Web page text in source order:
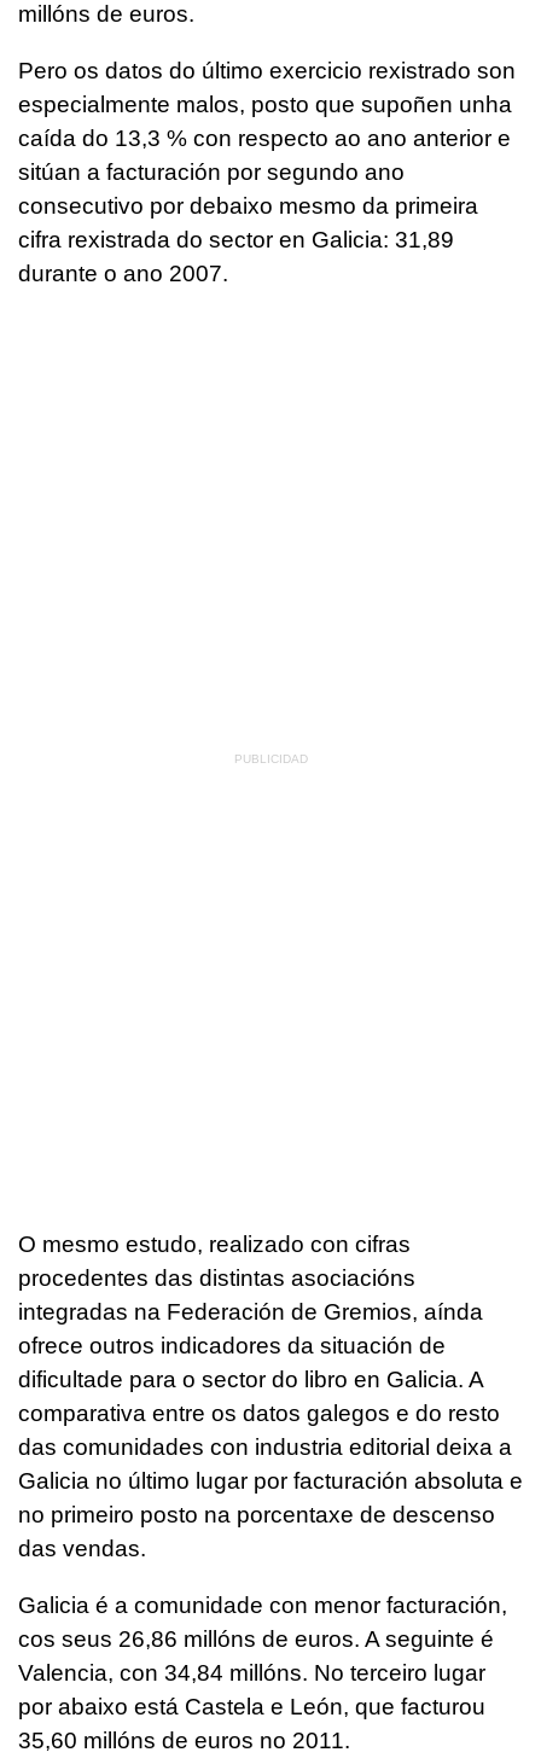
millóns de euros.
Pero os datos do último exercicio rexistrado son
especialmente malos, posto que supoñen unha
caída do 13,3 % con respecto ao ano anterior e
sitúan a facturación por segundo ano
consecutivo por debaixo mesmo da primeira
cifra rexistrada do sector en Galicia: 31,89
durante o ano 2007.
O mesmo estudo, realizado con cifras
procedentes das distintas asociacións
integradas na Federación de Gremios, aínda
ofrece outros indicadores da situación de
dificultade para o sector do libro en Galicia. A
comparativa entre os datos galegos e do resto
das comunidades con industria editorial deixa a
Galicia no último lugar por facturación absoluta e
no primeiro posto na porcentaxe de descenso
das vendas.
Galicia é a comunidade con menor facturación,
cos seus 26,86 millóns de euros. A seguinte é
Valencia, con 34,84 millóns. No terceiro lugar
por abaixo está Castela e León, que facturou
35,60 millóns de euros no 2011.